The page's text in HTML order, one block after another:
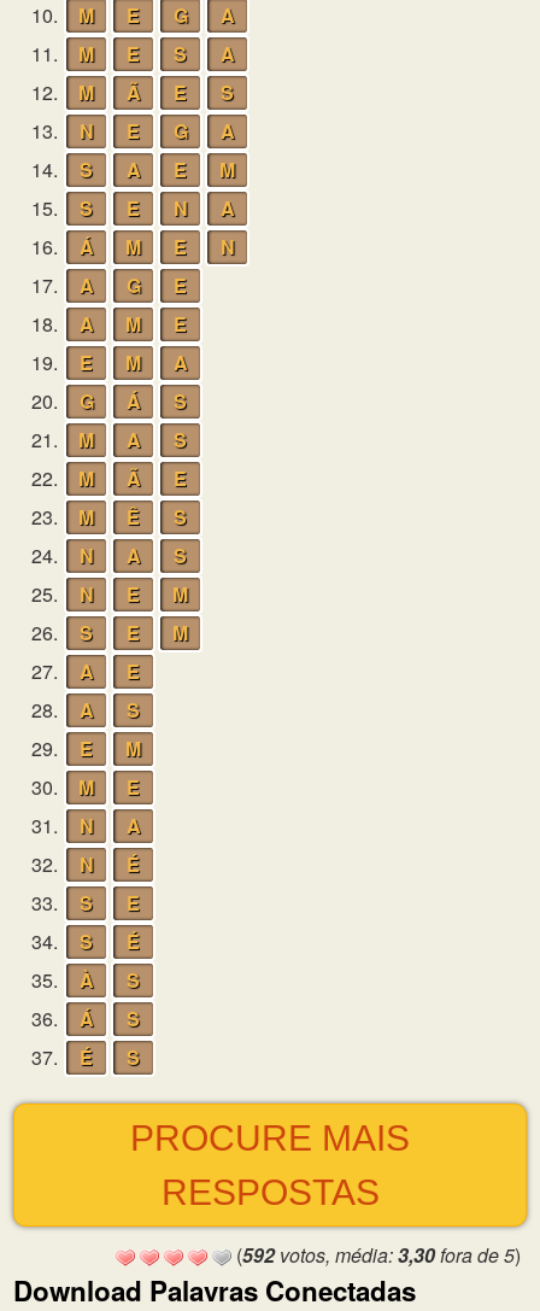
10.
M E G
A
11.
M E S
A
12.
M Ã E
S
13.
N E G
A
14.
S A E
M
15.
S E N
A
16.
Á M E
N
17.
A G
E
18.
A M
E
19.
E M
A
20.
G Á
S
21.
M A
S
22.
M Ã
E
23.
M Ê
S
24.
N A
S
25.
N E
M
26.
S E
M
27.
A
E
28.
A
S
29.
E
M
30.
M
E
31.
N
A
32.
N
É
33.
S
E
34.
S
É
35.
À
S
36.
Á
S
37.
É S
PROCURE MAIS
RESPOSTAS
(592votos, média:3,30fora de 5)
Download Palavras Conectadas